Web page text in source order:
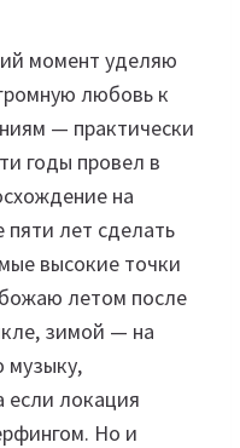
момент уделяю
любовь к
— практически
годы провел в
на
пяти лет сделать
высокие точки
летом после
зимой — на
музыку,
если локация
Но и